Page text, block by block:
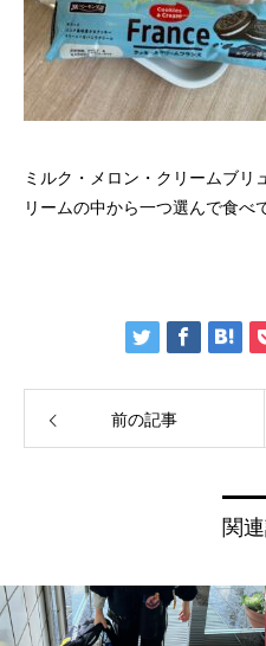
ミルク・メロン・クリームブリ
リームの中から一つ選んで食べ
前の記事
関